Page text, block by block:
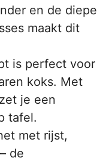
en de diepe
maakt dit
is perfect voor
koks. Met
je een
tafel.
met rijst,
de